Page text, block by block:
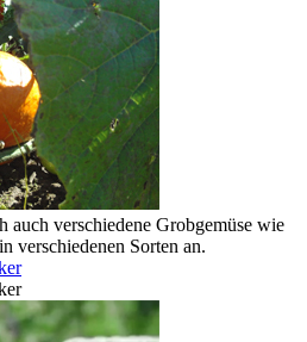
auch verschiedene Grobgemüse wie
verschiedenen Sorten an.